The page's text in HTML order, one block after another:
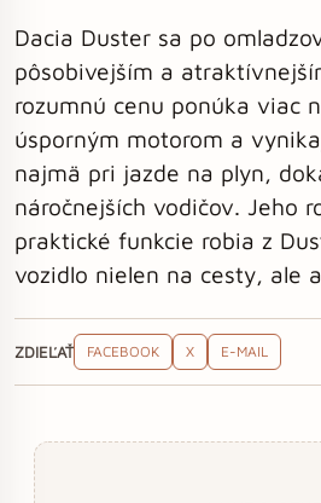
Dacia Duster sa po
pôsobivejším a
rozumnú cenu ponúka viac
úsporným motorom a
najmä pri jazde na plyn,
náročnejších vodičov. Jeho
praktické funkcie robia z
vozidlo nielen na cesty, ale
ZDIEĽAŤ FACEBOOK X E-MAIL